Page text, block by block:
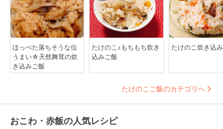
ほっぺた落ちそうな位
うまい☆天然舞茸の炊
き込みご飯
たけのこ♪もちもち炊き
込みご飯
たけのこ炊き込
たけのこご飯のカテゴリへ
おこわ・赤飯の人気レシピ